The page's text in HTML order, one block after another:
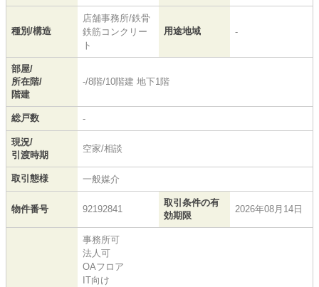
種別/構造
店舗事務所/鉄骨
鉄筋コンクリー
ト
用途地域 -
部屋/
所在階/
階建
-/8階/10階建 地下1階
総戸数 -
現況/
引渡時期
空家/相談
取引態様 一般媒介
物件番号 92192841
取引条件の有
効期限
2026年08月14日
事務所可
法人可
OAフロア
IT向け